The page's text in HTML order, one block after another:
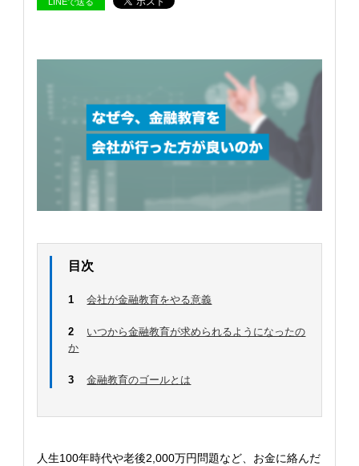
目次
1 会社が金融教育をやる意義
2
いつから金融教育が求められるようになったの
か
3 金融教育のゴールとは
人生100年時代や老後2,000万円問題など、お金に絡んだ